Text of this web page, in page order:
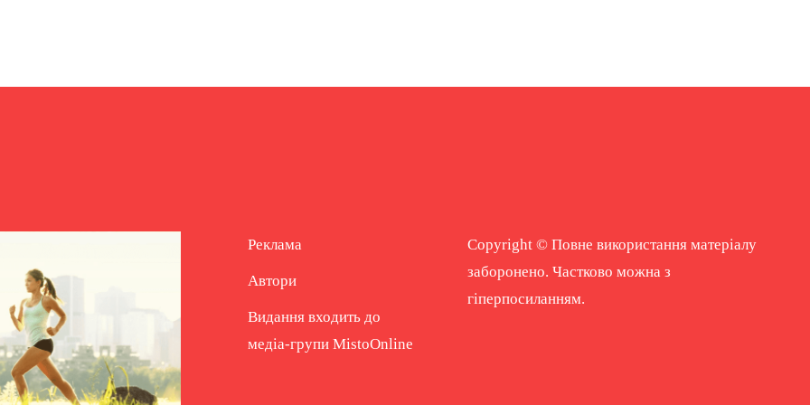
Реклама
Автори
Видання входить до
медіа-групи MistoOnline
Copyright © Повне використання матеріалу
заборонено. Частково можна з
гіперпосиланням.